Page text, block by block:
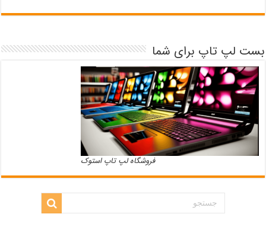
بست لپ تاپ برای شما
فروشگاه لپ تاپ استوک